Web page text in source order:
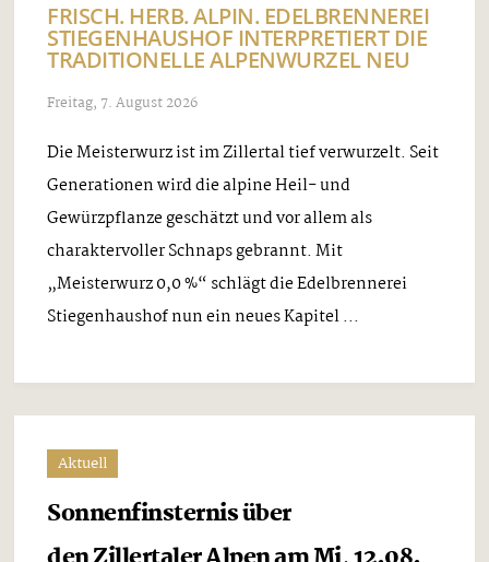
FRISCH. HERB. ALPIN. EDELBRENNEREI
STIEGENHAUSHOF INTERPRETIERT DIE
TRADITIONELLE ALPENWURZEL NEU
Freitag, 7. August 2026
Die Meisterwurz ist im Zillertal tief verwurzelt. Seit
Generationen wird die alpine Heil- und
Gewürzpflanze geschätzt und vor allem als
charaktervoller Schnaps gebrannt. Mit
„Meisterwurz 0,0 %“ schlägt die Edelbrennerei
Stiegenhaushof nun ein neues Kapitel ...
Aktuell
Sonnenfinsternis über